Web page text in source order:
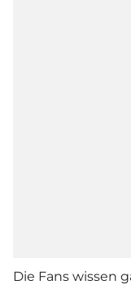
Die Fans wissen